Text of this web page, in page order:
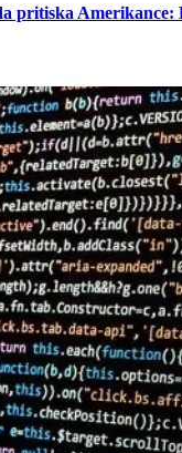
pritiska Amerikance: